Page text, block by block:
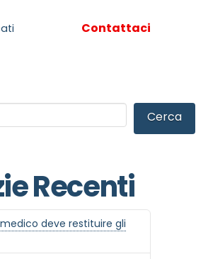
Contattaci
Cerca
Recenti
deve restituire gli